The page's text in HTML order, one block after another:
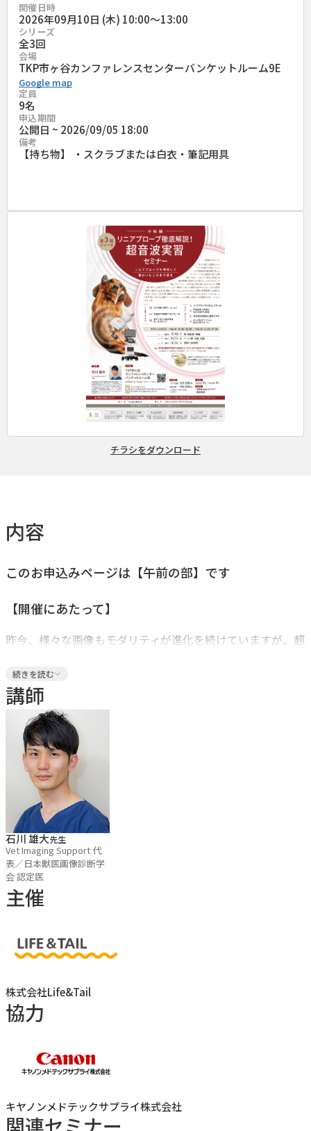
開催日時
2026年09月10日 (木) 10:00〜13:00
シリーズ
全3回
会場
TKP市ヶ谷カンファレンスセンターバンケットルーム9E
Google map
定員
9名
申込期間
公開日 ~ 2026/09/05 18:00
備考
【持ち物】 ・スクラブまたは白衣・筆記用具
チラシをダウンロード
内容
このお申込みページは【午前の部】です
【開催にあたって】
昨今、様々な画像もモダリティが進化を続けていますが、超
無二であり、ときにCT検査で視認、診断が困難な病変でさ
え捉えることができます。今回は、リニアプローブの性能が
最大限に活かされる主要臓器を中心に実習を行います。ま
た、描出ができても着眼点が分からない、または異常所見に
気付けなければ診断にこぎつけることはできません。実習の
予習動画では描出方法のみではなく、実症例の画像を交え
て、どこのどのような変化に注目すべきなのか、また異常像
をどのように解釈すべきなのかといった診断に直結する知識
面もサポートしたいと思います。
【こんな方にオススメ】
・実症例での診断に繋げたい方
【セミナーのポイント】
・予習動画で疾患の紹介も含めた解説
・３人１組３テーブルの超少人数スタイル
続きを読む
講師
石川 雄大先生
Vet Imaging Support 代
表／日本獣医画像診断学
会 認定医
主催
株式会社Life&Tail
協力
キヤノンメドテックサプライ株式会社
関連セミナー